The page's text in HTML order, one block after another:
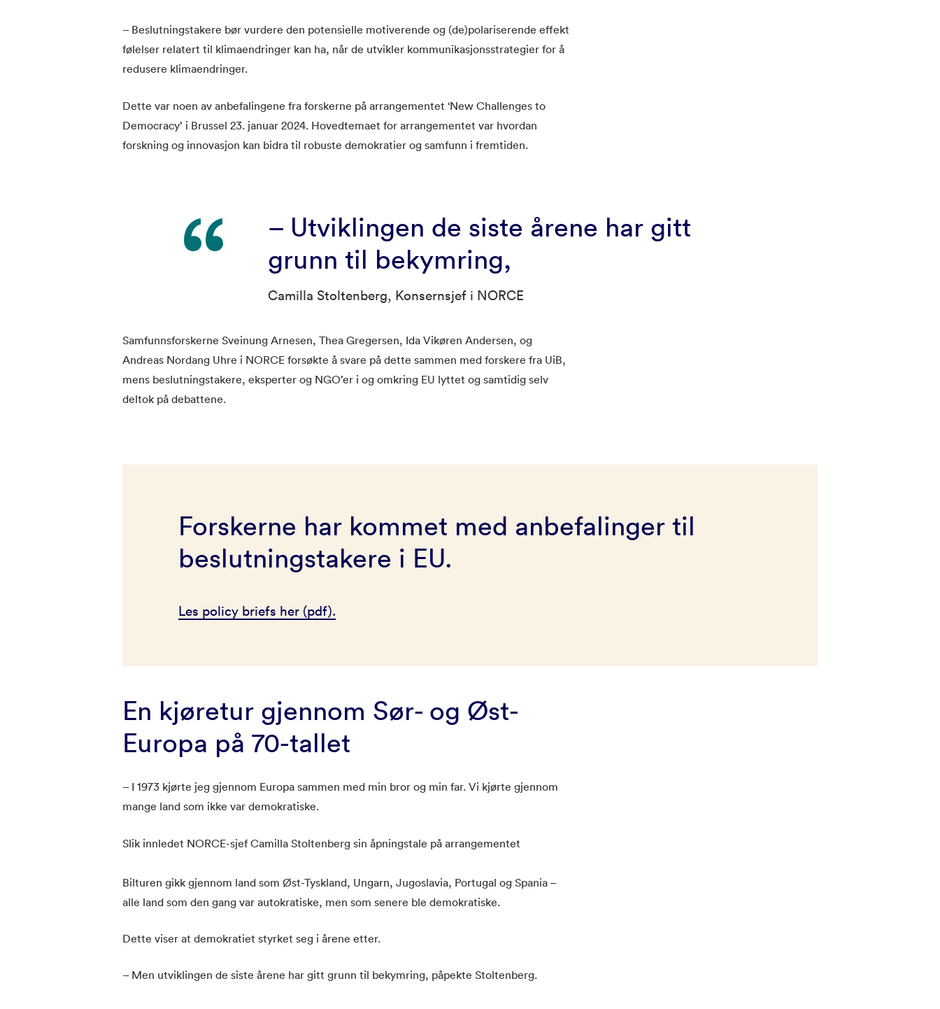
– Beslutningstakere bør vurdere den potensielle motiverende og (de)polariserende effekt
følelser relatert til klimaendringer kan ha, når de utvikler kommunikasjonsstrategier for å
redusere klimaendringer.
Dette var noen av anbefalingene fra forskerne på arrangementet ‘New Challenges to
Democracy’ i Brussel 23. januar 2024. Hovedtemaet for arrangementet var hvordan
forskning og innovasjon kan bidra til robuste demokratier og samfunn i fremtiden.
– Utviklingen de siste årene har gitt
grunn til bekymring,
Camilla Stoltenberg, Konsernsjef i NORCE
Samfunnsforskerne Sveinung Arnesen, Thea Gregersen, Ida Vikøren Andersen, og
Andreas Nordang Uhre i NORCE forsøkte å svare på dette sammen med forskere fra UiB,
mens beslutningstakere, eksperter og NGO’er i og omkring EU lyttet og samtidig selv
deltok på debattene.
Forskerne har kommet med anbefalinger til
beslutningstakere i EU.
Les policy briefs her (pdf).
En kjøretur gjennom Sør- og Øst-
Europa på 70-tallet
– I 1973 kjørte jeg gjennom Europa sammen med min bror og min far. Vi kjørte gjennom
mange land som ikke var demokratiske.
Slik innledet NORCE-sjef Camilla Stoltenberg sin åpningstale på arrangementet
Bilturen gikk gjennom land som Øst-Tyskland, Ungarn, Jugoslavia, Portugal og Spania –
alle land som den gang var autokratiske, men som senere ble demokratiske.
Dette viser at demokratiet styrket seg i årene etter.
– Men utviklingen de siste årene har gitt grunn til bekymring, påpekte Stoltenberg.